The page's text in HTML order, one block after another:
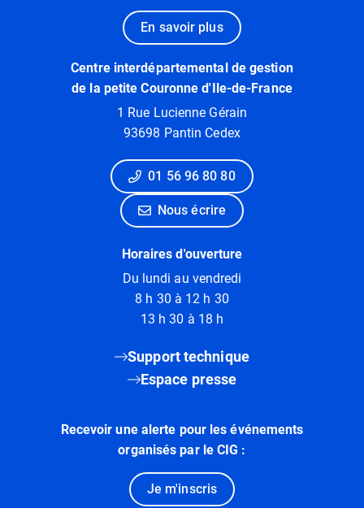
En savoir plus
Centre interdépartemental de gestion
de la petite Couronne d'Ile-de-France
1 Rue Lucienne Gérain
93698 Pantin Cedex
01 56 96 80 80
Nous écrire
Horaires d'ouverture
Du lundi au vendredi
8 h 30 à 12 h 30
13 h 30 à 18 h
Support technique
Espace presse
Recevoir une alerte pour les événements
organisés par le CIG :
Je m'inscris